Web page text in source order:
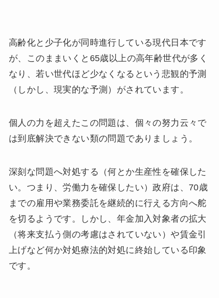
高齢化と少子化が同時進行している現代日本です
が、このままいくと65歳以上の高年齢世代が多く
なり、若い世代ほど少なくなるという悲観的予測
（しかし、現実的な予測）がされています。
個人の力を超えたこの問題は、個々の努力云々で
は到底解決できない類の問題でありましょう。
深刻な問題へ対処する（何とか生産性を確保した
い。つまり、労働力を確保したい）政府は、70歳
までの雇用や業務委託を継続的に行える方向へ舵
を切るようです。しかし、年金加入対象者の拡大
（将来支払う側の考慮はされていない）や賃金引
上げなど何か対処療法的対処に終始している印象
です。